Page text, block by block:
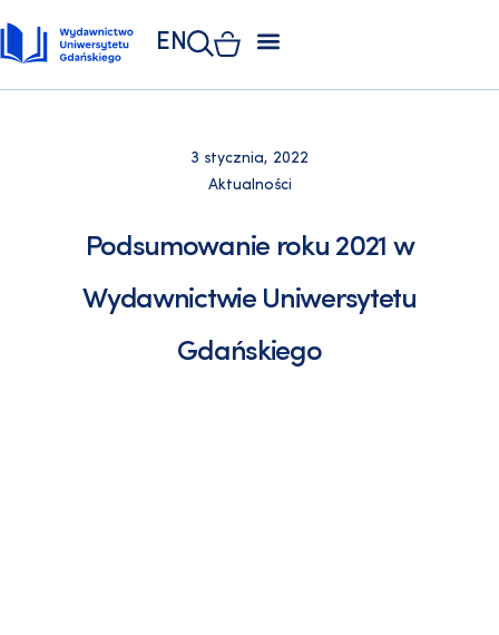
EN
3 stycznia, 2022
Aktualności
Podsumowanie roku 2021 w
Wydawnictwie Uniwersytetu
Gdańskiego